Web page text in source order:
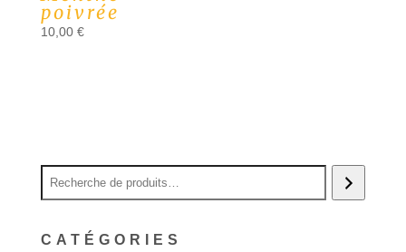
poivrée
10,00 €
CATÉGORIES